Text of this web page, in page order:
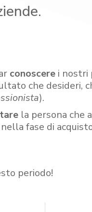
conoscerei nostri
che desideri,
).
la persona che
fase di
periodo!